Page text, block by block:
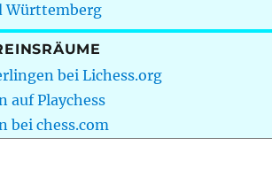
Württemberg
bei Lichess.org
auf Playchess
bei chess.com